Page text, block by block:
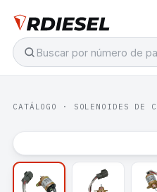
CATÁLOGO · SOLENOIDES DE